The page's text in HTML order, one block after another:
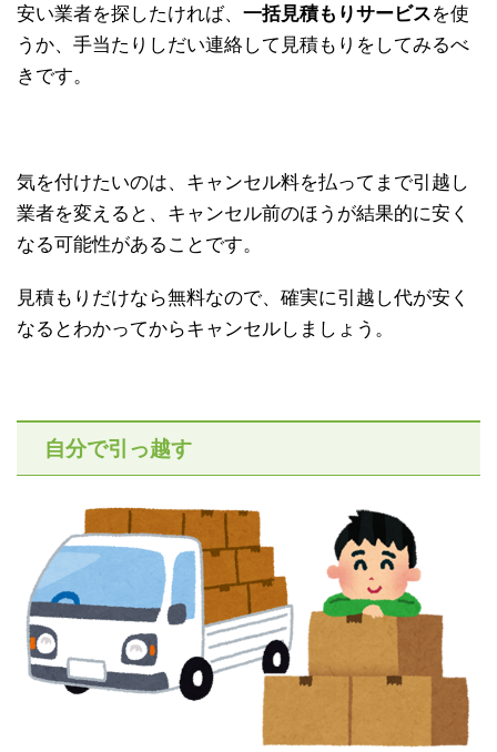
安い業者を探したければ、 一括見積もりサービスを使
うか、手当たりしだい連絡して見積もりをしてみるべ
きです。
気を付けたいのは、キャンセル料を払ってまで引越し
業者を変えると、キャンセル前のほうが結果的に安く
なる可能性があることです。
見積もりだけなら無料なので、確実に引越し代が安く
なるとわかってからキャンセルしましょう。
自分で引っ越す